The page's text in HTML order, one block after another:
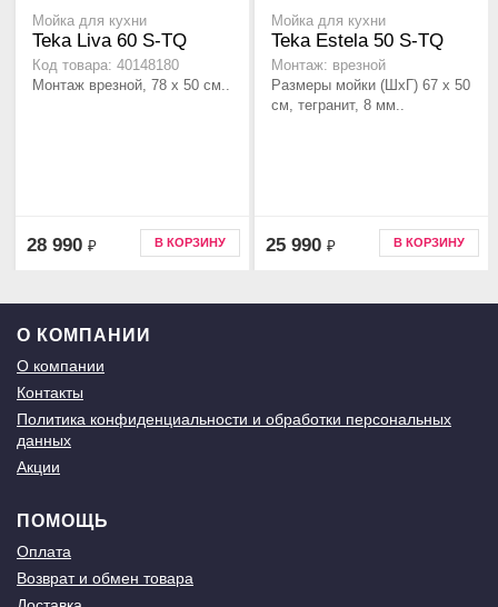
Мойка для кухни
Teka Liva 60 S-TQ
Код товара: 40148180
Монтаж врезной, 78 x 50 см..
28 990 ₽ В КОРЗИНУ
Мойка для кухни
Teka Estela 50 S-TQ
Монтаж: врезной
Размеры мойки (ШхГ) 67 x 50
см, тегранит, 8 мм..
25 990 ₽ В КОРЗИНУ
О КОМПАНИИ
О компании
Контакты
Политика конфиденциальности и обработки персональных
данных
Акции
ПОМОЩЬ
Оплата
Возврат и обмен товара